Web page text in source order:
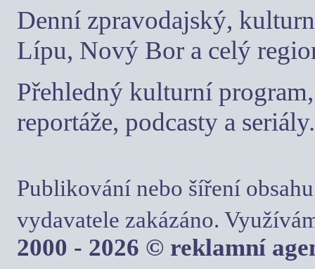
Denní zpravodajský,
Lípu, Nový Bor a celý
Přehledný kulturní
reportáže, podcasty a seriály.
Publikování nebo šíření
vydavatele zakázáno.
2000 - 2026 © reklamní